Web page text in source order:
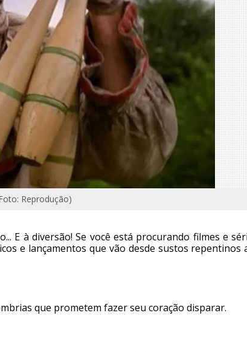
Reprodução)
E à diversão! Se você está procurando filmes e
e lançamentos que vão desde sustos repentinos
que prometem fazer seu coração disparar.